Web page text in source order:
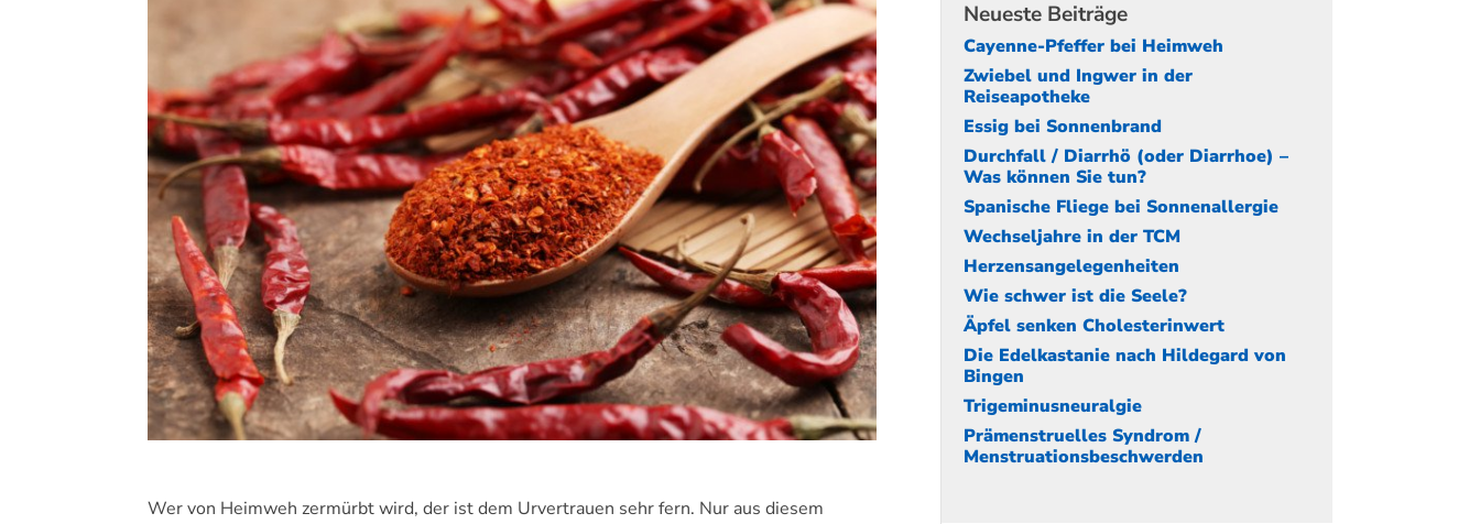
Wer von Heimweh zermürbt wird, der ist dem Urvertrauen sehr fern. Nur aus diesem
Neueste Beiträge
Cayenne-Pfeffer bei Heimweh
Zwiebel und Ingwer in der
Reiseapotheke
Essig bei Sonnenbrand
Durchfall / Diarrhö (oder Diarrhoe) –
Was können Sie tun?
Spanische Fliege bei Sonnenallergie
Wechseljahre in der TCM
Herzensangelegenheiten
Wie schwer ist die Seele?
Äpfel senken Cholesterinwert
Die Edelkastanie nach Hildegard von
Bingen
Trigeminusneuralgie
Prämenstruelles Syndrom /
Menstruationsbeschwerden